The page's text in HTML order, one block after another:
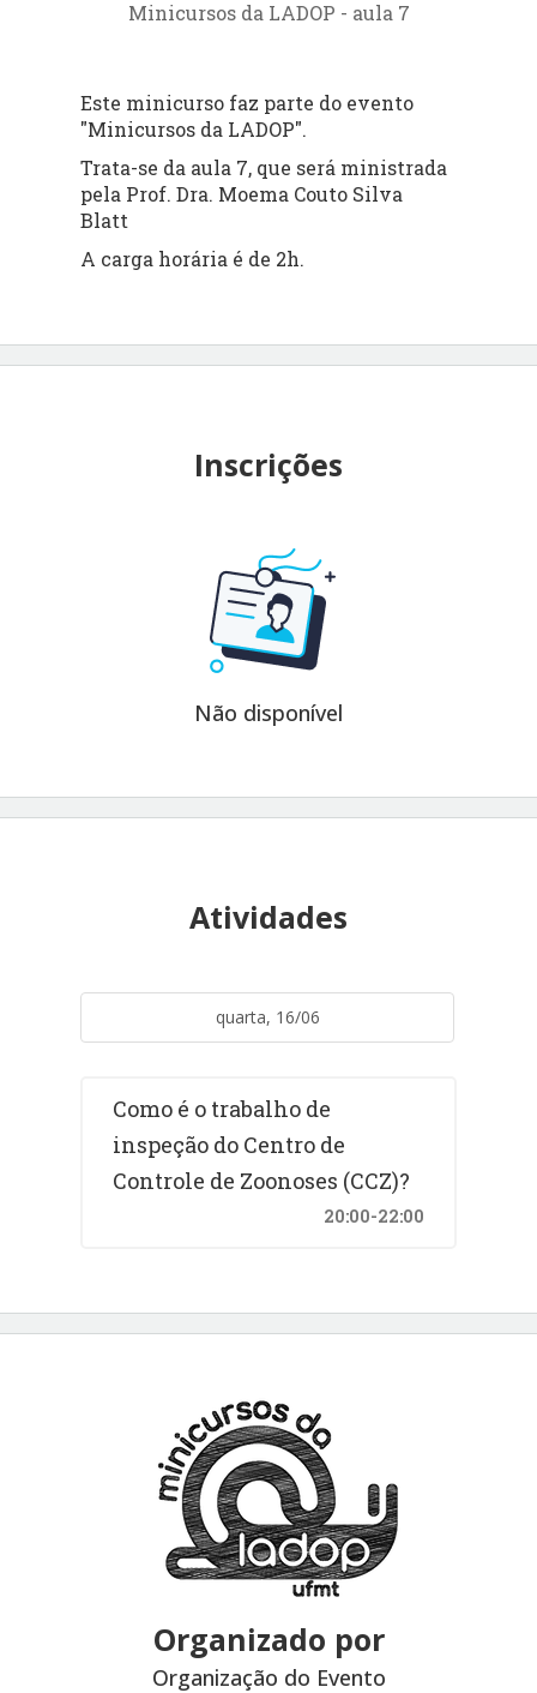
Minicursos da LADOP - aula 7
Este minicurso faz parte do evento
"Minicursos da LADOP".
Trata-se da aula 7, que será ministrada
pela Prof. Dra. Moema Couto Silva
Blatt
A carga horária é de 2h.
Inscrições
Não disponível
Atividades
quarta, 16/06
Como é o trabalho de
inspeção do Centro de
Controle de Zoonoses (CCZ)?
20:00-22:00
Organizado por
Organização do Evento